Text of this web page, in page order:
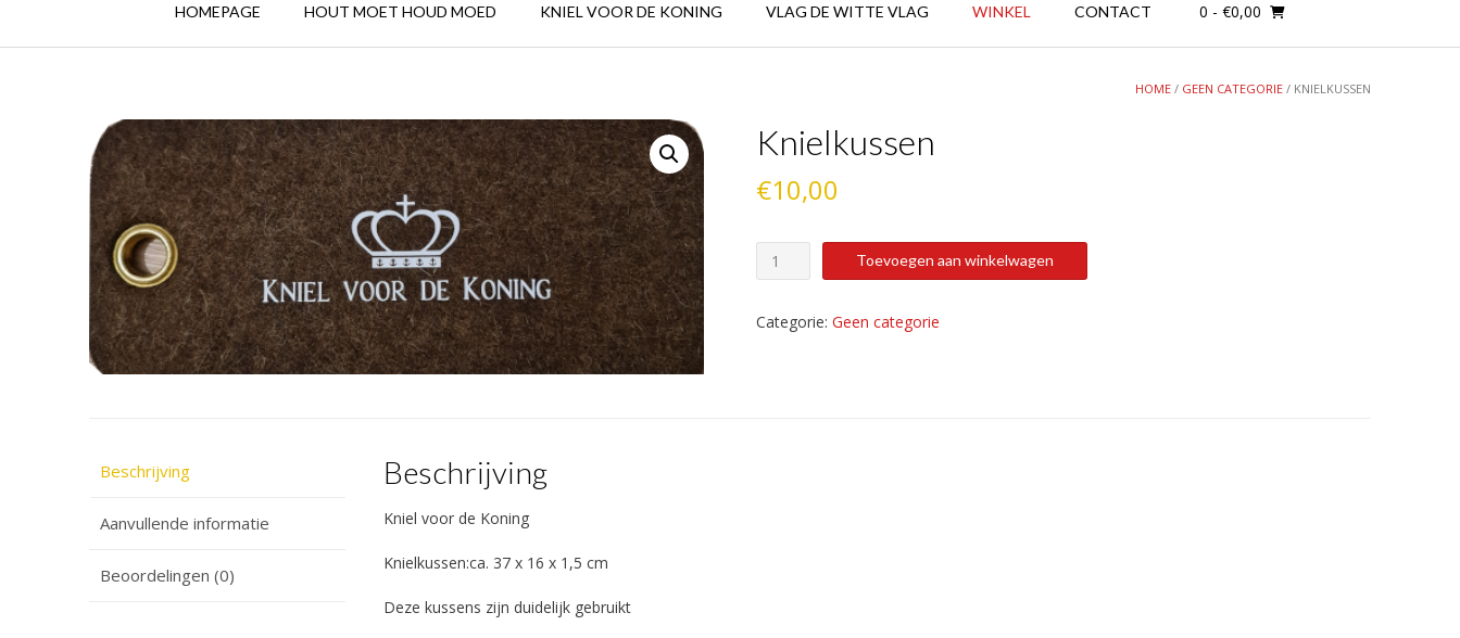
HOMEPAGE HOUT MOET HOUD MOED KNIEL VOOR DE KONING VLAG DE WITTE VLAG WINKEL CONTACT 0 - €0,00
HOME / GEEN CATEGORIE / KNIELKUSSEN
Knielkussen
€10,00
Knielkussen
aantal
Toevoegen aan winkelwagen
Categorie: Geen categorie
Beschrijving
Aanvullende informatie
Beoordelingen (0)
Beschrijving
Kniel voor de Koning
Knielkussen:ca. 37 x 16 x 1,5 cm
Deze kussens zijn duidelijk gebruikt